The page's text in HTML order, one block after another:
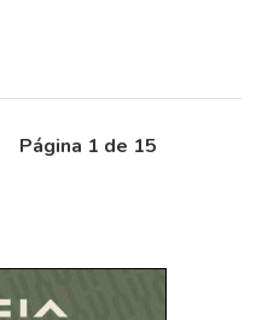
Página 1 de 15